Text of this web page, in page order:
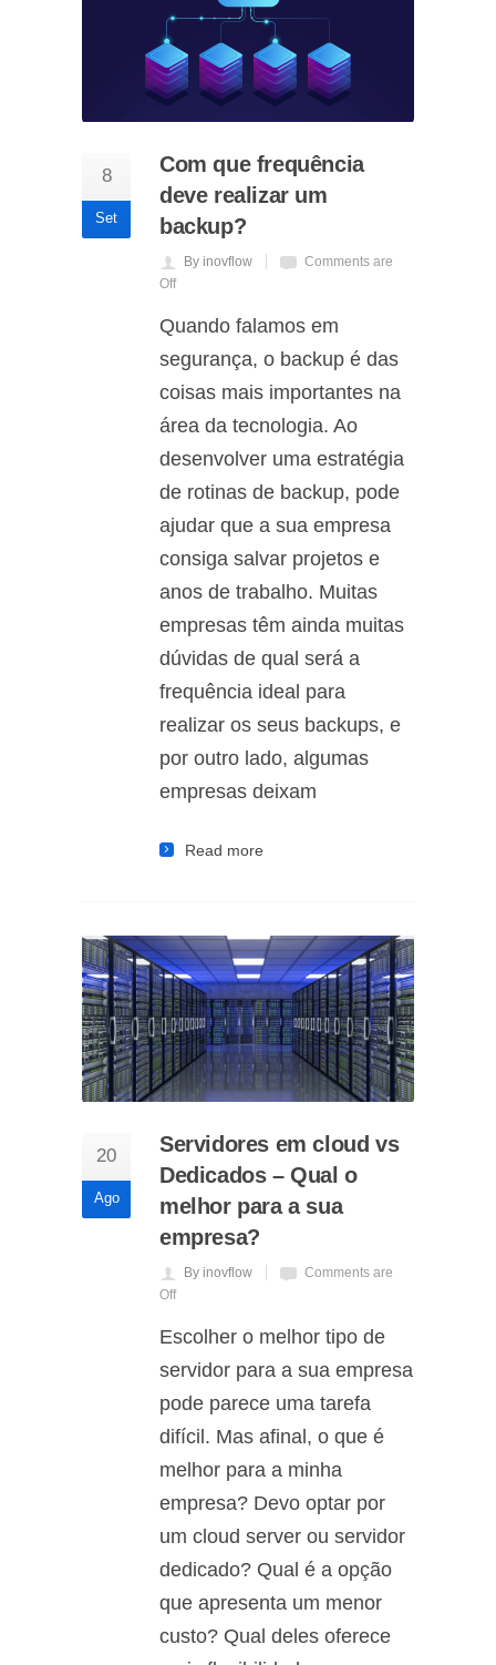
8
Set
Com que frequência
deve realizar um
backup?
By inovflow
Comments are
Off
Quando falamos em
segurança, o backup é das
coisas mais importantes na
área da tecnologia. Ao
desenvolver uma estratégia
de rotinas de backup, pode
ajudar que a sua empresa
consiga salvar projetos e
anos de trabalho. Muitas
empresas têm ainda muitas
dúvidas de qual será a
frequência ideal para
realizar os seus backups, e
por outro lado, algumas
empresas deixam
Read more
20
Ago
Servidores em cloud vs
Dedicados – Qual o
melhor para a sua
empresa?
By inovflow
Comments are
Off
Escolher o melhor tipo de
servidor para a sua empresa
pode parece uma tarefa
difícil. Mas afinal, o que é
melhor para a minha
empresa? Devo optar por
um cloud server ou servidor
dedicado? Qual é a opção
que apresenta um menor
custo? Qual deles oferece